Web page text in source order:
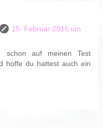
15. Februar 2016 um
schon auf meinen Test
hoffe du hattest auch ein